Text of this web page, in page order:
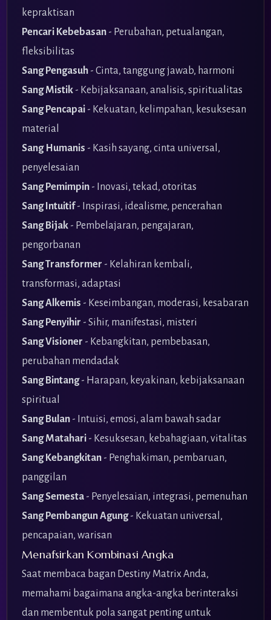
kepraktisan
Pencari Kebebasan - Perubahan, petualangan,
fleksibilitas
Sang Pengasuh - Cinta, tanggung jawab, harmoni
Sang Mistik - Kebijaksanaan, analisis, spiritualitas
Sang Pencapai - Kekuatan, kelimpahan, kesuksesan
material
Sang Humanis - Kasih sayang, cinta universal,
penyelesaian
Sang Pemimpin - Inovasi, tekad, otoritas
Sang Intuitif- Inspirasi, idealisme, pencerahan
Sang Bijak - Pembelajaran, pengajaran,
pengorbanan
Sang Transformer - Kelahiran kembali,
transformasi, adaptasi
Sang Alkemis - Keseimbangan, moderasi, kesabaran
Sang Penyihir - Sihir, manifestasi, misteri
Sang Visioner - Kebangkitan, pembebasan,
perubahan mendadak
Sang Bintang- Harapan, keyakinan, kebijaksanaan
spiritual
Sang Bulan - Intuisi, emosi, alam bawah sadar
Sang Matahari - Kesuksesan, kebahagiaan, vitalitas
Sang Kebangkitan - Penghakiman, pembaruan,
panggilan
Sang Semesta - Penyelesaian, integrasi, pemenuhan
Sang Pembangun Agung- Kekuatan universal,
pencapaian, warisan
Menafsirkan Kombinasi Angka
Saat membaca bagan Destiny Matrix Anda,
memahami bagaimana angka-angka berinteraksi
dan membentuk pola sangat penting untuk